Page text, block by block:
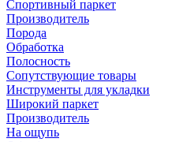
Спортивный паркет
Производитель
Порода
Обработка
Полосность
Сопутствующие товары
Инструменты для укладки
Широкий паркет
Производитель
На ощупь